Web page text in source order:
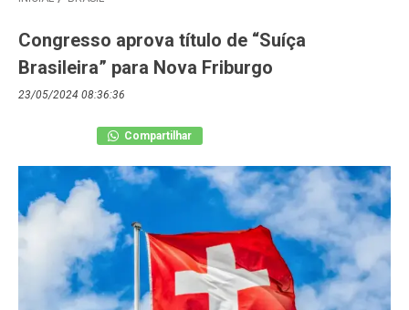
Congresso aprova título de “Suíça
Brasileira” para Nova Friburgo
23/05/2024 08:36:36
Compartilhar